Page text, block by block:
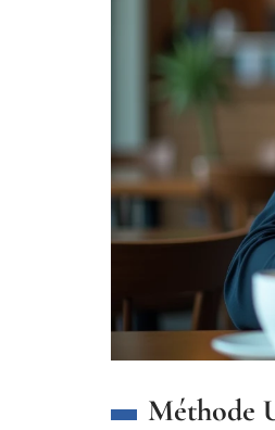
Méthode